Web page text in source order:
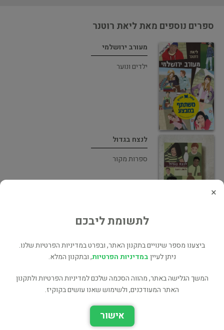
ספרים נוספים מאת ליאת רוטנר
מעורב ירושלמי
ילדים ונוער
לנצח בגדול
ספרות מקור
ילדים ונוער
תנו לגדול בשקט
×
לתשומת ליבכם
ביצענו מספר שינויים בתקנון האתר, ובפרט במדיניות הפרטיות שלנו.
ניתן לעייןבמדיניות הפרטיות, ובתקנון המלא.
המשך הגלישה באתר, מהווה הסכמה שלכם למדיניות הפרטיות ולתקנון
האתר המעודכנים, ולשימוש שאנו עושים בקוקיז.
אישור